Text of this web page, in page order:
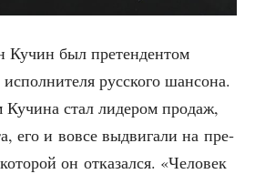
Кучин был пре­тен­ден­том
рус­ско­го шан­со­на.
Кучи­на стал лиде­ром про­даж,
его и вовсе выдви­га­ли на пре­
он отка­зал­ся. «Чело­век